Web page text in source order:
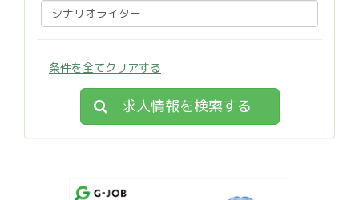
条件を全てクリアする
求人情報を検索する